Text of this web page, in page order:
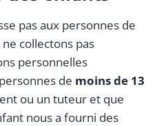
pas aux personnes de
ne collectons pas
personnelles
de moins de 13
ou un tuteur et que
nous a fourni des